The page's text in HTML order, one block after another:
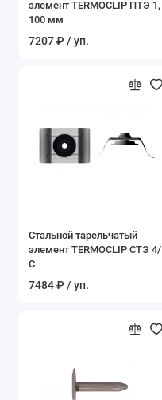
Показать все
элемент TERMOCLIP ПТЭ 1,
100 мм
7207 ₽ / уп.
Стальной тарельчатый
элемент TERMOCLIP СТЭ 4/
С
7484 ₽ / уп.